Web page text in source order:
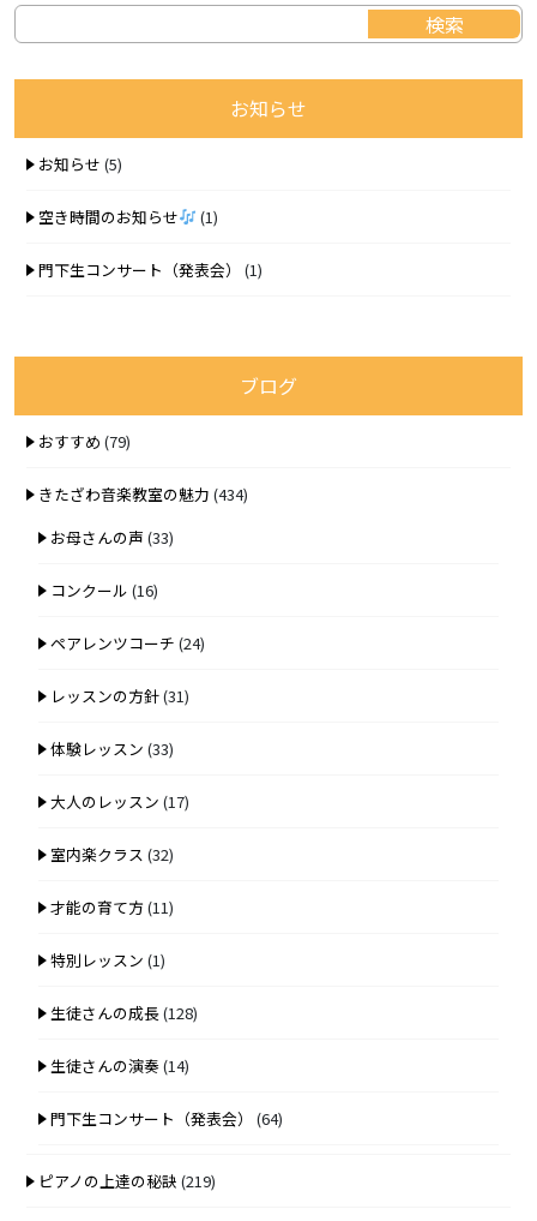
お知らせ
お知らせ (5)
空き時間のお知らせ (1)
門下生コンサート（発表会） (1)
ブログ
おすすめ (79)
きたざわ音楽教室の魅力 (434)
お母さんの声 (33)
コンクール (16)
ペアレンツコーチ (24)
レッスンの方針(31)
体験レッスン (33)
大人のレッスン (17)
室内楽クラス (32)
才能の育て方 (11)
特別レッスン (1)
生徒さんの成長(128)
生徒さんの演奏(14)
門下生コンサート（発表会） (64)
ピアノの上達の秘訣 (219)